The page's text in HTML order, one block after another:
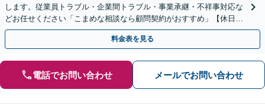
します。従業員トラブル・企業間トラブル・事業承継・不祥事対応な
どお任せください「こまめな相談なら顧問契約がおすすめ」【休日・
夜間相談可】
料金表を見る
電話でお問い合わせ メールでお問い合わせ